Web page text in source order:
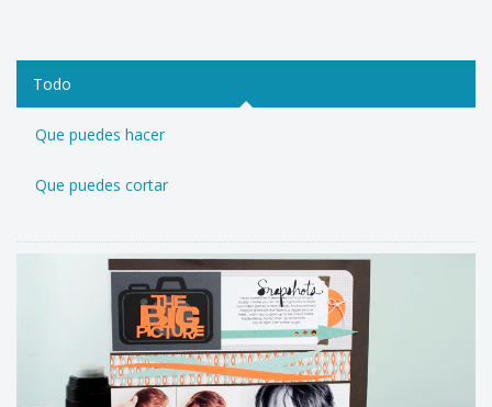
Todo
Que puedes hacer
Que puedes cortar